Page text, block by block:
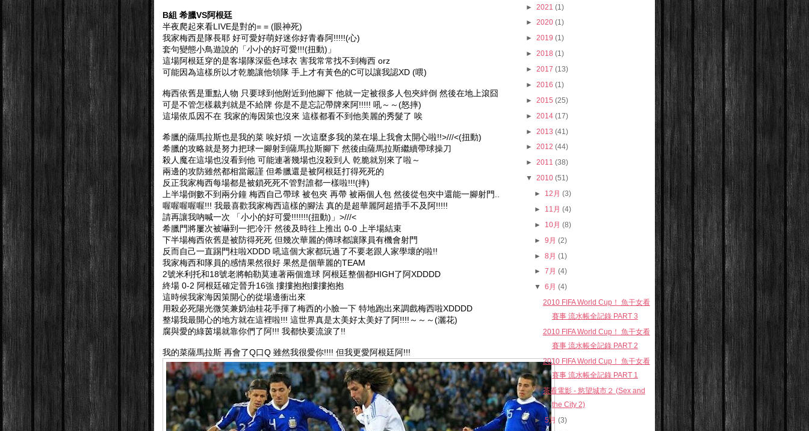
B組 希臘VS阿根廷
半夜爬起來看LIVE是對的= = (眼神死)
我家梅西是隊長耶 好可愛好萌好迷你好青春阿!!!!!(心)
套句變態小鳥遊說的「小小的好可愛!!!(扭動)」
這場阿根廷穿的是客場隊深藍色球衣 害我常常找不到梅西 orz
可能因為這樣所以才乾脆讓他領隊 手上才有黃色的C可以讓我認XD (喂)
梅西依舊是重點人物 只要球到他附近到他腳下 他就一定被很多人包夾絆倒 然後在地上滾囧
可是不管怎樣裁判就是不給牌 你是不是忘記帶牌來阿!!!!! 吼～～(怒摔)
這場依瓜因不在 我家的海因策也沒來 這樣都看不到他美麗的秀髮了 唉
希臘的薩馬拉斯也是我的菜 唉好煩 一次這麼多我的菜在場上我會太開心啦!!>///<(扭動)
希臘的攻略就是努力把球一腳射到薩馬拉斯腳下 然後由薩馬拉斯繼續帶球操刀
殺人魔在這場也沒看到他 可能連著幾場也沒殺到人 乾脆就別來了啦～
兩邊的攻防雖然都相當嚴謹 但希臘還是被阿根廷打得死死的
反正我家梅西每場都是被鎖死死不管對誰都一樣啦!!!(摔)
上半場倒數不到兩分鐘 梅西自己帶球 被包夾 再帶 被兩個人包 然後從包夾中還能一腳射門..
喔喔喔喔喔!!! 我最喜歡我家梅西這樣的腳法 真的是超華麗阿超措手不及阿!!!!!
請再讓我吶喊一次 「小小的好可愛!!!!!!!(扭動)」>///<
希臘門將屢次被嚇到一把冷汗 然後及時往上推出 0-0 上半場結束
下半場梅西依舊是被防得死死 但幾次華麗的傳球都讓隊員有機會射門
反而自己一直踢門柱啦XDDD 吼這個大家都玩過了不要老跟人家學壞的啦!!
我家梅西和隊員的感情果然很好 果然是個華麗的TEAM
2號米利托和18號老將帕勒莫連著兩個進球 阿根廷整個都HIGH了阿XDDDD
終場 0-2 阿根廷確定晉升16強 摟摟抱抱摟摟抱抱
這時候我家海因策開心的從場邊衝出來
用殺必死陽光微笑兼奶油桂花手揮了梅西的小臉一下特地跑出來調戲梅西啦XDDDD
整場我最開心的地方就在這裡啦!!! 這世界真是太美好太美好了阿!!!!～～～(灑花)
腐與愛的綠茵場就靠你們了阿!!! 我都快要流淚了!!
我的菜薩馬拉斯 再會了Q口Q 雖然我很愛你!!!! 但我更愛阿根廷阿!!!
► 2021 (1)
► 2020 (1)
► 2019 (1)
► 2018 (1)
► 2017 (13)
► 2016 (1)
► 2015 (25)
► 2014 (17)
► 2013 (41)
► 2012 (44)
► 2011 (38)
▼ 2010 (51)
► 12月 (3)
► 11月 (4)
► 10月 (8)
► 9月 (2)
► 8月 (1)
► 7月 (4)
▼ 6月 (4)
2010 FIFA World Cup！ 魚干女看
賽事 流水帳全記錄 PART 3
2010 FIFA World Cup！ 魚干女看
賽事 流水帳全記錄 PART 2
2010 FIFA World Cup！ 魚干女看
賽事 流水帳全記錄 PART 1
茶看電影 - 慾望城市２ (Sex and
the City 2)
► 5月 (3)